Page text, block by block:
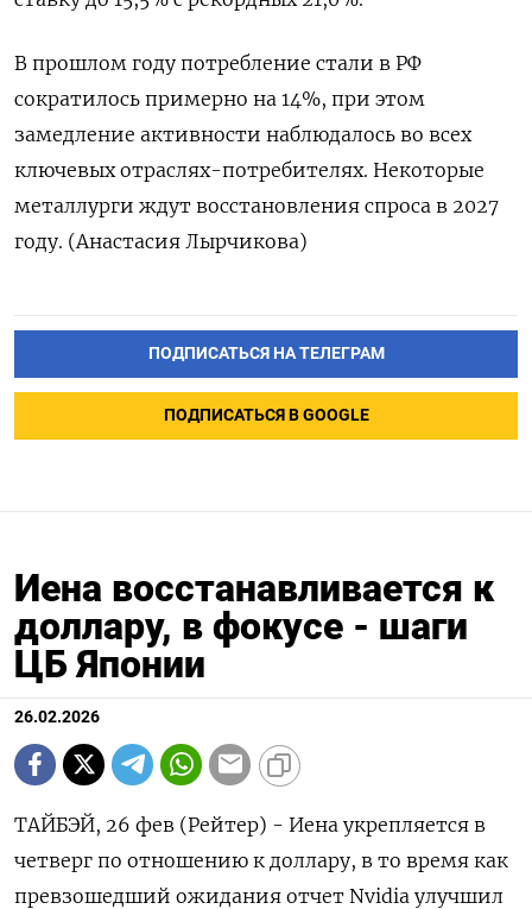
В прошлом году потребление ‌стали в РФ
сократилось примерно на 14%, при этом
замедление ​активности наблюдалось во всех
ключевых отраслях-потребителях. Некоторые
металлурги ‌ждут восстановления спроса в 2027
году. (Анастасия Лырчикова)
ПОДПИСАТЬСЯ НА ТЕЛЕГРАМ
ПОДПИСАТЬСЯ В GOOGLE
Иена восстанавливается к
доллару, в фокусе - шаги
ЦБ Японии
26.02.2026
ТАЙБЭЙ, 26 фев (Рейтер) - Иена укрепляется в
четверг по отношению к доллару, в то время как
превзошедший ожидания отчет Nvidia улучшил